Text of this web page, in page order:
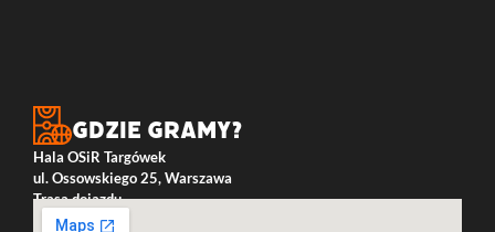
Gdzie gramy?
Hala OSiR Targówek
ul. Ossowskiego 25, Warszawa
Trasa dojazdu